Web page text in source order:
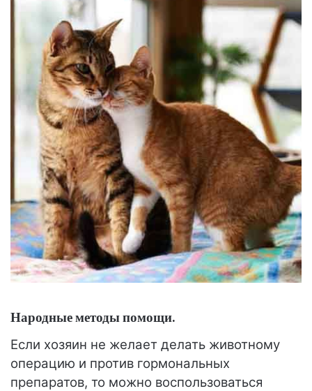
Народные методы помощи.
Если хозяин не желает делать животному
операцию и против гормональных
препаратов, то можно воспользоваться